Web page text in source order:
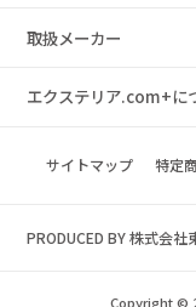
取扱メーカー
エクステリア.com+に
サイトマップ 特定
PRODUCED BY 株式会社
Copyright ©